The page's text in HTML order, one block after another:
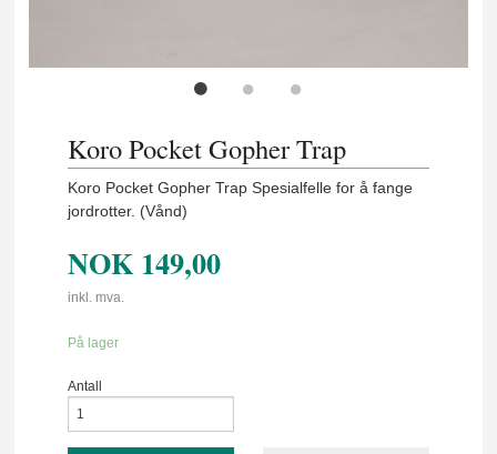
Koro Pocket Gopher Trap
Koro Pocket Gopher Trap Spesialfelle for å fange
jordrotter. (Vånd)
NOK 149,00
inkl. mva.
På lager
Antall